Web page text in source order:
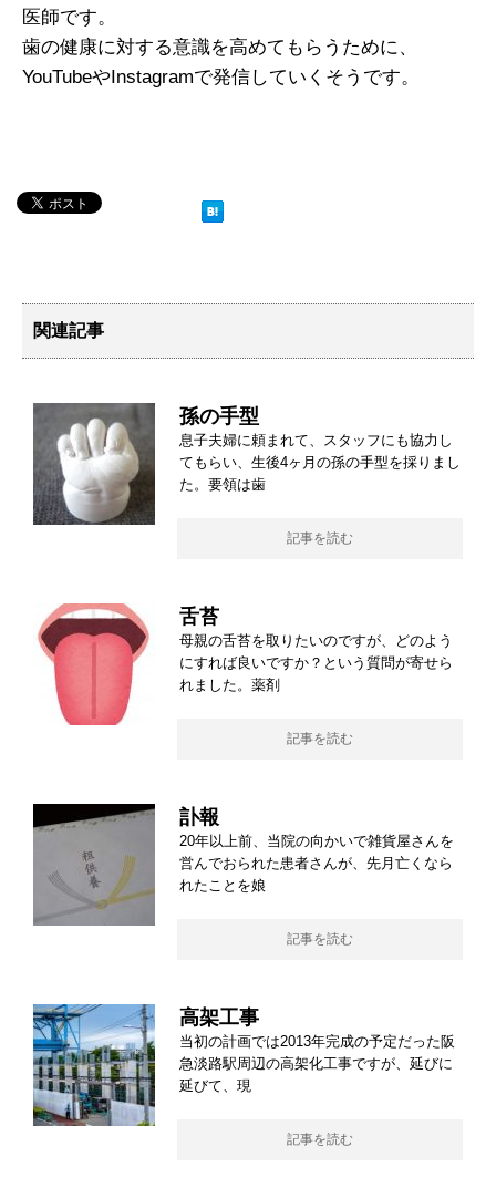
医師です。
歯の健康に対する意識を高めてもらうために、
YouTubeやInstagramで発信していくそうです。
関連記事
孫の手型
息子夫婦に頼まれて、スタッフにも協力し
てもらい、生後4ヶ月の孫の手型を採りまし
た。要領は歯
記事を読む
舌苔
母親の舌苔を取りたいのですが、どのよう
にすれば良いですか？という質問が寄せら
れました。薬剤
記事を読む
訃報
20年以上前、当院の向かいで雑貨屋さんを
営んでおられた患者さんが、先月亡くなら
れたことを娘
記事を読む
高架工事
当初の計画では2013年完成の予定だった阪
急淡路駅周辺の高架化工事ですが、延びに
延びて、現
記事を読む